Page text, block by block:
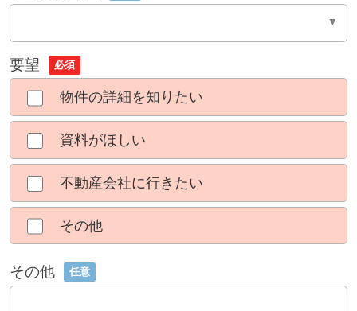
要望 必須
物件の詳細を知りたい
資料がほしい
不動産会社に行きたい
その他
その他 任意